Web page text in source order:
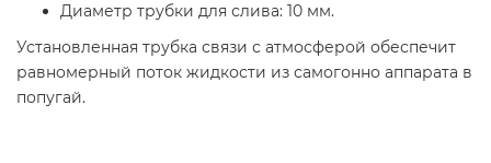
Диаметр трубки для слива: 10 мм.
Установленная трубка связи с атмосферой обеспечит
равномерный поток жидкости из самогонно аппарата в
попугай.